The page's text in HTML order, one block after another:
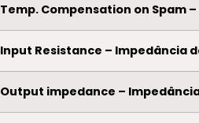
Temp. Compensation on Spam
Input Resistance – Impedância
Output impedance –